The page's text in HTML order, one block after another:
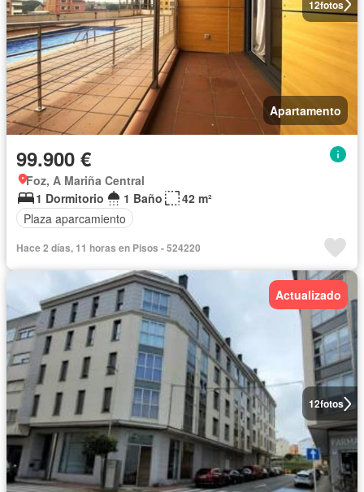
12fotos
Apartamento
99.900 €
Foz, A Mariña Central
1 Dormitorio
1 Baño
42 m²
Plaza aparcamiento
Hace 2 días, 11 horas en Pisos - 524220
12fotos
Actualizado